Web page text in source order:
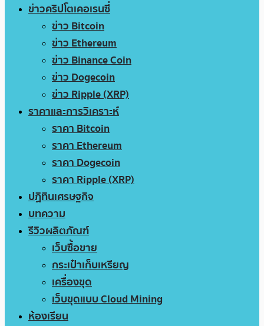
ข่าวคริปโตเคอเรนซี่
ข่าว Bitcoin
ข่าว Ethereum
ข่าว Binance Coin
ข่าว Dogecoin
ข่าว Ripple (XRP)
ราคาและการวิเคราะห์
ราคา Bitcoin
ราคา Ethereum
ราคา Dogecoin
ราคา Ripple (XRP)
ปฏิทินเศรษฐกิจ
บทความ
รีวิวผลิตภัณฑ์
เว็บซื้อขาย
กระเป๋าเก็บเหรียญ
เครื่องขุด
เว็บขุดแบบ Cloud Mining
ห้องเรียน